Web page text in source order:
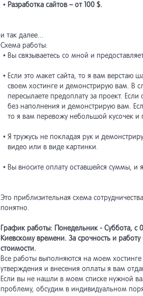
• Разработка сайтов – от 100 $.
и так далее...
Схема работы:
• Вы связываетесь со мной и
• Если это макет сайта, то я вам верстаю
своем хостинге и демонстрирую вам. В
пересылаете предоплату за проект.
без наполнения и демонстрирую вам.
то я вам перевожу небольшой кусочек
• Я тружусь не покладая рук и
видео или в виде картинки.
• Вы вносите оплату оставшейся суммы, и
Это приблизительная схема
понятно.
График работы: Понедельник - Суббота, с
Киевскому времени. За срочность и
стоимости.
Все работы выполняются на моем
утверждения и внесения оплаты я вам
Если вы не нашли в моем списке нужной
проблему, обсудим в индивидуальном